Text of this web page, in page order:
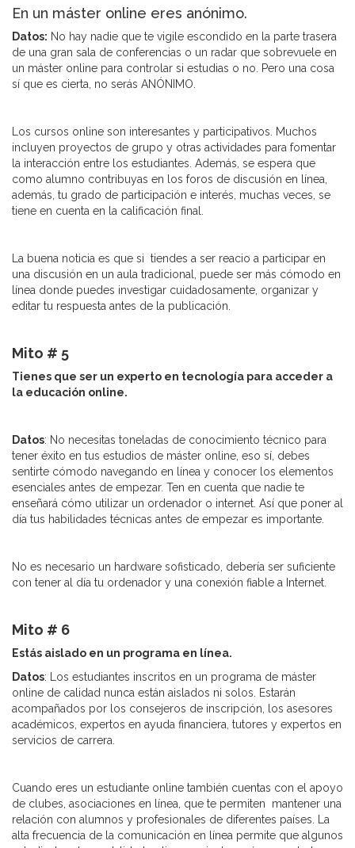
En un máster online eres anónimo.
Datos: No hay nadie que te vigile escondido en la parte trasera
de una gran sala de conferencias o un radar que sobrevuele en
un máster online para controlar si estudias o no. Pero una cosa
sí que es cierta, no serás ANÓNIMO.
Los cursos online son interesantes y participativos. Muchos
incluyen proyectos de grupo y otras actividades para fomentar
la interacción entre los estudiantes. Además, se espera que
como alumno contribuyas en los foros de discusión en línea,
además, tu grado de participación e interés, muchas veces, se
tiene en cuenta en la calificación final.
La buena noticia es que si tiendes a ser reacio a participar en
una discusión en un aula tradicional, puede ser más cómodo en
línea donde puedes investigar cuidadosamente, organizar y
editar tu respuesta antes de la publicación.
Mito # 5
Tienes que ser un experto en tecnología para acceder a
la educación online.
Datos: No necesitas toneladas de conocimiento técnico para
tener éxito en tus estudios de máster online, eso sí, debes
sentirte cómodo navegando en línea y conocer los elementos
esenciales antes de empezar. Ten en cuenta que nadie te
enseñará cómo utilizar un ordenador o internet. Así que poner al
día tus habilidades técnicas antes de empezar es importante.
No es necesario un hardware sofisticado, debería ser suficiente
con tener al día tu ordenador y una conexión fiable a Internet.
Mito # 6
Estás aislado en un programa en línea.
Datos: Los estudiantes inscritos en un programa de máster
online de calidad nunca están aislados ni solos. Estarán
acompañados por los consejeros de inscripción, los asesores
académicos, expertos en ayuda financiera, tutores y expertos en
servicios de carrera.
Cuando eres un estudiante online también cuentas con el apoyo
de clubes, asociaciones en línea, que te permiten mantener una
relación con alumnos y profesionales de diferentes países. La
alta frecuencia de la comunicación en línea permite que algunos